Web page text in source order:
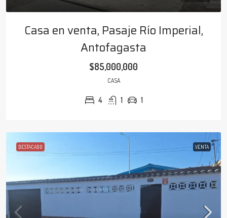
Casa en venta, Pasaje Río Imperial,
Antofagasta
$85,000,000
CASA
4 1 1
DESTACADO VENTA